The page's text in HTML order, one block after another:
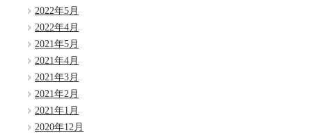
2022年5月
2022年4月
2021年5月
2021年4月
2021年3月
2021年2月
2021年1月
2020年12月